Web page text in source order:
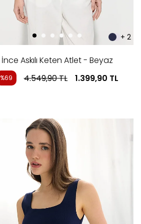
+ 2
İnce Askılı Keten Atlet - Beyaz
%69 4.549,90TL 1.399,90 TL